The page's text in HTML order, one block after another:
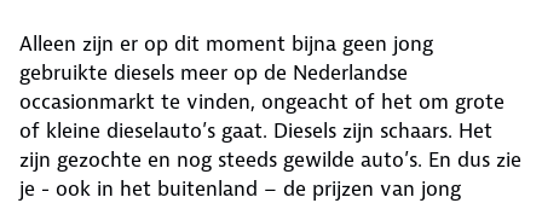
Alleen zijn er op dit moment bijna geen jong
gebruikte diesels meer op de Nederlandse
occasionmarkt te vinden, ongeacht of het om grote
of kleine dieselauto’s gaat. Diesels zijn schaars. Het
zijn gezochte en nog steeds gewilde auto’s. En dus zie
je - ook in het buitenland – de prijzen van jong